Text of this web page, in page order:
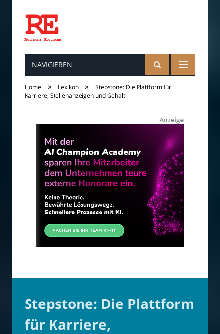
Reisen
NAVIGIEREN
Home » Lexikon »
Stepstone: Die Plattform für
Karriere, Stellenanzeigen und Gehalt
Stepstone: Die Plattform
für Karriere,